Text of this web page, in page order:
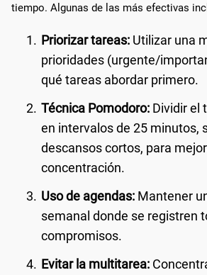
tiempo. Algunas de las más efectivas
Priorizar tareas: Utilizar una
prioridades (urgente/
qué tareas abordar primero.
Técnica Pomodoro: Dividir el
en intervalos de 25 minutos,
descansos cortos, para
concentración.
Uso de agendas: Mantener
semanal donde se registren
compromisos.
Evitar la multitarea: